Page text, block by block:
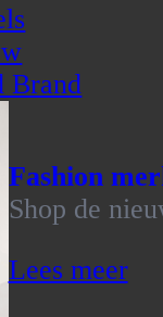
Brand
Fashion
Shop de
Lees meer